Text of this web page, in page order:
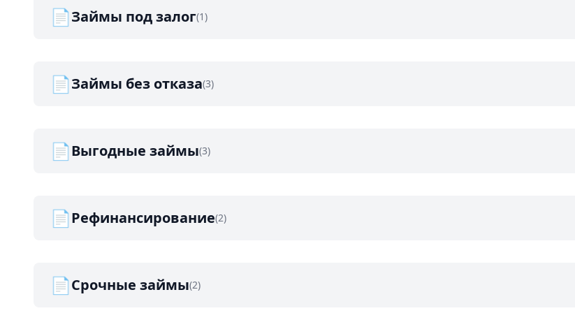
📄Займы под залог(1)
📄Займы без отказа(3)
📄Выгодные займы(3)
📄Рефинансирование(2)
📄Срочные займы(2)